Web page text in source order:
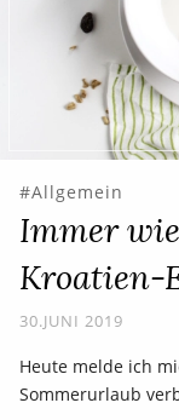
Allgemein
Immer
Kroatien-
30.JUNI 2019
Heute melde ich
Sommerurlaub